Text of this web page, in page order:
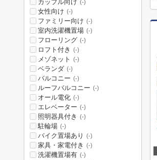
カップル向け (-)
女性向け (-)
ファミリー向け (-)
室内洗濯機置場 (-)
フローリング (-)
ロフト付き (-)
メゾネット (-)
ベランダ (-)
バルコニー (-)
ルーフバルコニー (-)
オール電化 (-)
エレベーター (-)
照明器具付き (-)
駐輪場 (-)
バイク置場あり (-)
家具・家電付き (-)
洗濯機置場有 (-)